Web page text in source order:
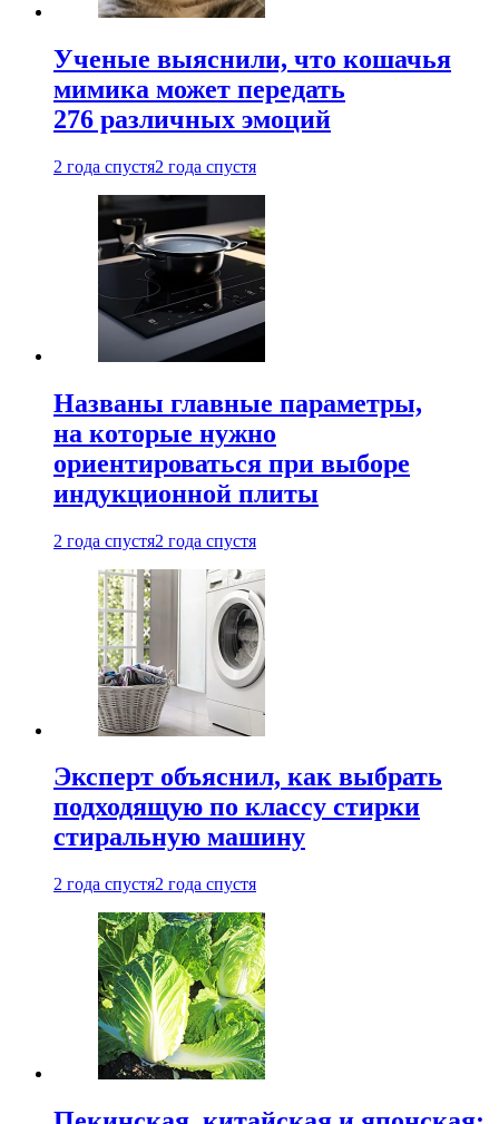
Ученые выяснили, что кошачья
мимика может передать
276 различных эмоций
2 года спустя2 года спустя
Названы главные параметры,
на которые нужно
ориентироваться при выборе
индукционной плиты
2 года спустя2 года спустя
Эксперт объяснил, как выбрать
подходящую по классу стирки
стиральную машину
2 года спустя2 года спустя